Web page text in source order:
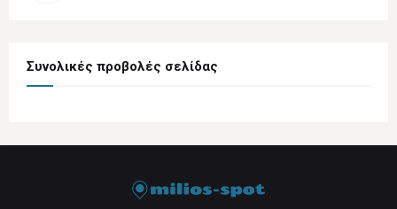
Συνολικές προβολές σελίδας